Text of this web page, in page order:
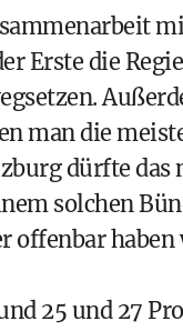
Erste die
man die
dürfte das
solchen
offenbar
25 und 27